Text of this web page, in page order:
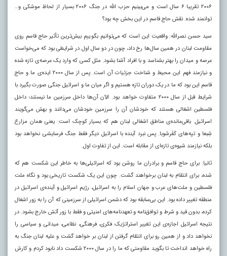
۲۰۰۶ تقریبا ۶ سال است و می‌بینیم حزب الله در جنگ ۲۰۰۶ بسیار از لحاظ موشکی و…
توانمند شده. نقش حاج قاسم در این بخش چه بود؟
سید حسن نصرالله: واقعیت این است که می‌توانیم بگوییم بیش‌ترین تأثیر حاج قاسم روی
مقاومت لبنان در همین سال‌ها رخ داد، چون در دو سال اول در شرایطی بود که می‌خواست
عرصه و میدان را بهتر بشناسد و با افراد آشنا بشود. مثل کسی که وارد یک عرصه‌ی تازه شده
و نیازمند فهم این محیط و شناخت جزئیات آن است. پس از سال ۲۰۰۰ ایده‌ی ما و حاج
قاسم این بود که ما در یک دوران تازه هستیم و اگر میان ما و اسرائیل جنگی صورت بگیرد با
شرایط قبل از سال ۲۰۰۰ متفاوت خواهد بود. الآن آن‌ها داخل سرزمین ما نیستند؛ داخل
فلسطین اشغالی هستند که خودشان آن را سرزمین خودشان می‌دانند و بهش می‌گویند
اسرائیل. باقی‌مانده‌ی مناطق اشغالی لبنان هم که بسیار کوچک است: یعنی همان مزارع
شِبعا و تپه‌های کَفَرشوبا. پس نبرد آینده با اسرائیل دیگر فقط جنگ فرسایشی نخواهد بود
بلکه نیازمند شیوه‌ی تازه‌ای از مقابله است. این از تفاوت اول.
ثانیا: برای حاج قاسم و برادران ما روشن بود که اسرائیلی‌ها به خاطر این شکست هم که
شده، برای انتقام به لبنان برخواهند گشت. چون این یک شکست تاریخی بود و نگاه ملت
فلسطین و ملت‌های عرب و جهان اسلام را به اسرائیل، رژیم اسرائیل و آینده‌ی اسرائیل در
منطقه تغییر داده بود. این بی‌سابقه بود که دشمن اسرائیلی از سرزمینی که آن را به زور اشغال
کرده، بدون قید و شرط و توافق‌نامه و تعهدنامه‌های امنیتی و فقط با زور آتش خارج بشود. در
نتیجه اسرائیل اجازه‌ی این تغییر استراتژیک فکری، فرهنگی، نظامی، میدانی و سیاسی را
نخواهد داد و از همین رو برای انتقام گرفتن از لبنان بر خواهد گشت و علیه لبنان جنگ به
راه خواهد انداخت تا بگوید مقاومتی که ما را در سال ۲۰۰۰ شکست داد نابود کردم و کارش